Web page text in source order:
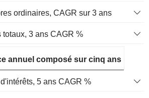
ordinaires, CAGR sur 3 ans
totaux, 3 ans CAGR %
annuel composé sur cinq ans
5 ans CAGR %